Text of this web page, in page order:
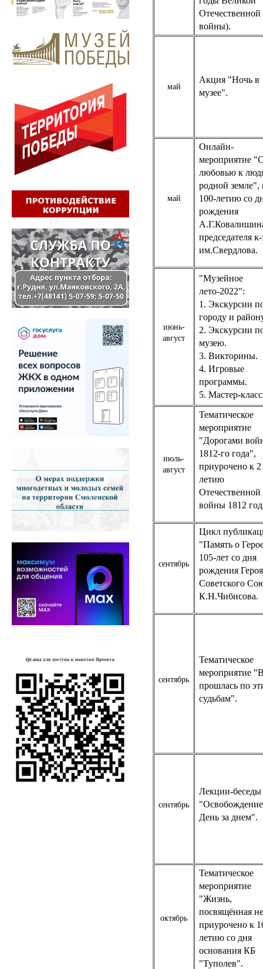
Отечественной
войны).
май
Акция "Ночь в
музее".
май
Онлайн-
мероприятие
любовью к
родной земле",
100-летию со
рождения
председателя к-
им.Свердлова.
июнь-
август
"Музейное
лето-2022":
1. Экскурсии
городу и
2. Экскурсии
музею.
3. Викторины.
4. Игровые
программы.
5. Мастер-
июль-
август
Тематическое
мероприятие
"Дорогами
1812-го года",
приурочено к
летию
Отечественной
войны 1812
сентябрь
Цикл
"Память о
105-лет со дня
рождения Героя
Советского
К.Н.Чибисова.
сентябрь
Тематическое
мероприятие
прошлась по
судьбам".
сентябрь
Лекции-беседы
День за днем".
октябрь
Тематическое
мероприятие
"Жизнь,
посвящённая
приурочено к
летию со дня
основания КБ
"Туполев".